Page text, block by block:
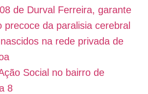
de Durval Ferreira, garante
precoce da paralisia cerebral
na rede privada de
Social no bairro de
8